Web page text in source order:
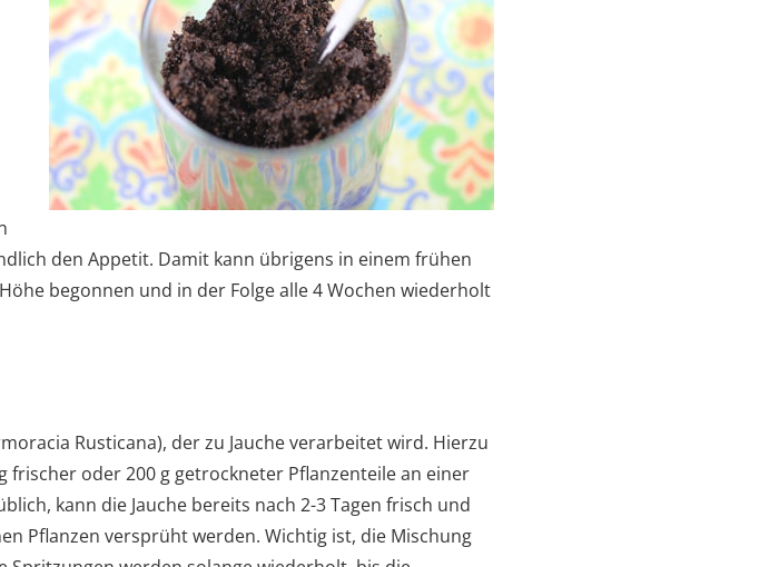
den Appetit. Damit kann übrigens in einem frühen
begonnen und in der Folge alle 4 Wochen wiederholt
Rusticana), der zu Jauche verarbeitet wird. Hierzu
frischer oder 200 g getrockneter Pflanzenteile an einer
kann die Jauche bereits nach 2-3 Tagen frisch und
Pflanzen versprüht werden. Wichtig ist, die Mischung